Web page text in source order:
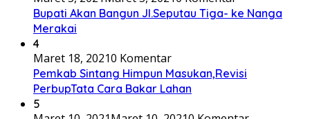
Bupati Akan Bangun Jl.Seputau Tiga- ke Nanga
Merakai
4
Maret 18, 20210 Komentar
Pemkab Sintang Himpun Masukan,Revisi
PerbupTata Cara Bakar Lahan
5